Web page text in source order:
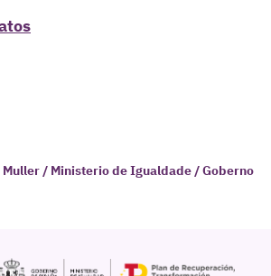
/ Ministerio de Igualdade / Goberno